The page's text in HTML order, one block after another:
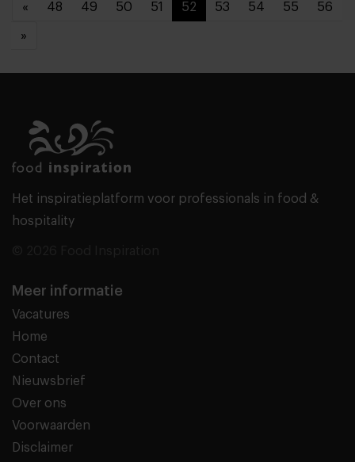
« 48 49 50 51 52 53 54 55 56
»
Het inspiratieplatform voor professionals in food &
hospitality
Meer informatie
Vacatures
Home
Contact
Nieuwsbrief
Over ons
Voorwaarden
Disclaimer